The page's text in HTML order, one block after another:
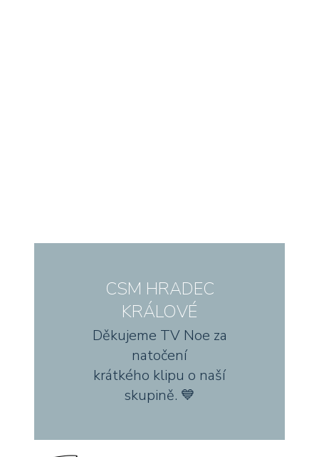
CSM HRADEC
KRÁLOVÉ
Děkujeme TV Noe za
natočení
krátkého klipu o naší
skupině. 💙